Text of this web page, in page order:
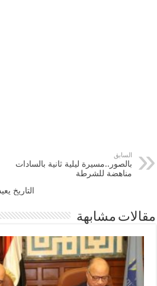
السابق
بالصور..مسيرة ليلية ثانية بالسادات
مناهضة للشرطة
التاريخ
مقالات مشابهة